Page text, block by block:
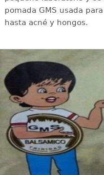
pomada GMS usada
hasta acné y hongos.